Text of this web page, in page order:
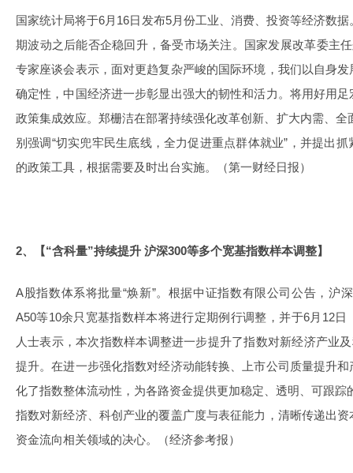
国家统计局将于6月16日发布5月份工业、消费、投资等经济数
期波动之后能否企稳回升，备受市场关注。国家发展改革委主
专家座谈会表示，面对更趋复杂严峻的国际环境，我们以自身
确定性，中国经济进一步彰显出强大的韧性和活力。将用好用
政策集成效应。郑栅洁在部署持续强化改革创新、扩大内需、全
别强调“切实兜牢民生底线，全力促进重点群体就业”，并提出
的政策工具，根据需要及时出台实施。（第一财经日报）
2、【“含科量”持续提升 沪深300等多个宽基指数样本调整】
A股指数体系将批量“焕新”。根据中证指数有限公司公告，沪
A50等10余只宽基指数样本将进行定期例行调整，并于6月12
人士表示，本次指数样本调整进一步提升了指数对新经济产业
提升。在进一步强化指数对经济动能转换、上市公司质量提升
化了指数整体流动性，为各路资金提供更加稳定、透明、可跟踪
指数对新经济、科创产业的覆盖广度与表征能力，清晰传递出
资金流向相关领域的决心。（经济参考报）